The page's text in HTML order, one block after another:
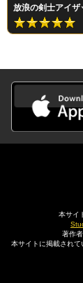
放浪の剣士アイザ
本サイ
著作
本サイトに掲載され